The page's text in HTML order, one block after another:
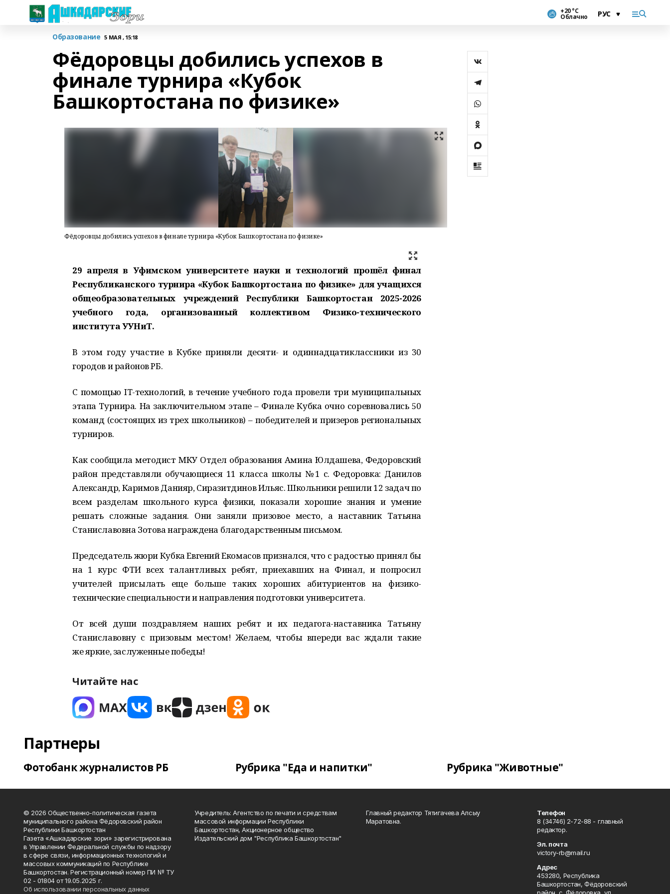
+20 °С
Облачно
Образование 5 МАЯ , 15:18
Фёдоровцы добились успехов в
финале турнира «Кубок
Башкортостана по физике»
Фёдоровцы добились успехов в финале турнира «Кубок Башкортостана по физике»
29 апреля в Уфимском университете науки и технологий прошёл финал
Республиканского турнира «Кубок Башкортостана по физике» для учащихся
общеобразовательных учреждений Республики Башкортостан 2025-2026
учебного года, организованный коллективом Физико-технического
института УУНиТ.
В этом году участие в Кубке приняли десяти- и одиннадцатиклассники из 30
городов и районов РБ.
С помощью IT-технологий, в течение учебного года провели три муниципальных
этапа Турнира. На заключительном этапе – Финале Кубка очно соревновались 50
команд (состоящих из трех школьников) – победителей и призеров региональных
турниров.
Как сообщила методист МКУ Отдел образования Амина Юлдашева, Федоровский
район представляли обучающиеся 11 класса школы №1 с. Федоровка: Данилов
Александр, Каримов Данияр, Сиразитдинов Ильяс. Школьники решили 12 задач по
всем разделам школьного курса физики, показали хорошие знания и умение
решать сложные задания. Они заняли призовое место, а наставник Татьяна
Станиславовна Зотова награждена благодарственным письмом.
Председатель жюри Кубка Евгений Екомасов признался, что с радостью принял бы
на 1 курс ФТИ всех талантливых ребят, приехавших на Финал, и попросил
учителей присылать еще больше таких хороших абитуриентов на физико-
технические специальности и направления подготовки университета.
От всей души поздравляем наших ребят и их педагога-наставника Татьяну
Станиславовну с призовым местом! Желаем, чтобы впереди вас ждали такие
же яркие, заслуженные победы!
Читайте нас
Партнеры
Фотобанк журналистов РБ Рубрика "Еда и напитки" Рубрика "Животные"
© 2026 Общественно-политическая газета
муниципального района Фёдоровский район
Республики Башкортостан
Газета «Ашкадарские зори» зарегистрирована
в Управлении Федеральной службы по надзору
в сфере связи, информационных технологий и
массовых коммуникаций по Республике
Башкортостан. Регистрационный номер ПИ № ТУ
02 - 01804 от 19.05.2025 г.
Об использовании персональных данных
Учредитель: Агентство по печати и средствам
массовой информации Республики
Башкортостан, Акционерное общество
Издательский дом "Республика Башкортостан"
Главный редактор Тятигачева Алсыу
Маратовна.
Телефон
8 (34746) 2-72-88 - главный
редактор.
Эл. почта
victory-rb@mail.ru
Адрес
453280, Республика
Башкортостан, Фёдоровский